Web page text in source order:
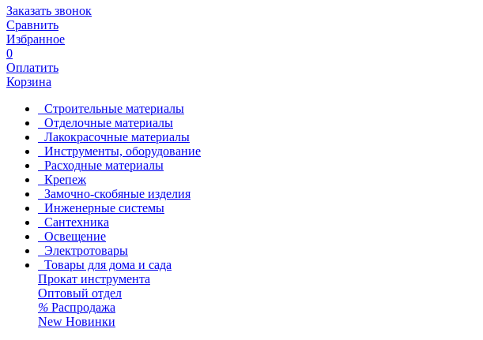
Заказать звонок
Сравнить
Избранное
0
Оплатить
Корзина
Строительные материалы
Отделочные материалы
Лакокрасочные материалы
Инструменты, оборудование
Расходные материалы
Крепеж
Замочно-скобяные изделия
Инженерные системы
Сантехника
Освещение
Электротовары
Товары для дома и сада
Прокат инструмента
Оптовый отдел
% Распродажа
New Новинки